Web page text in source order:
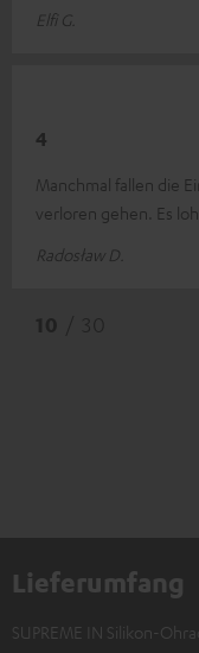
Elfi G.
4
Manchmal fallen die
verloren gehen. Es
Radosław D.
Lieferumfang
SUPREME IN Silikon-